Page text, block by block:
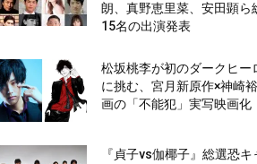
朗、真野恵里菜、安田顕ら
15名の出演発表
松坂桃李が初のダークヒー
に挑む、宮月新原作×神崎
画の「不能犯」実写映画化
『貞子vs伽椰子』総選恐キ